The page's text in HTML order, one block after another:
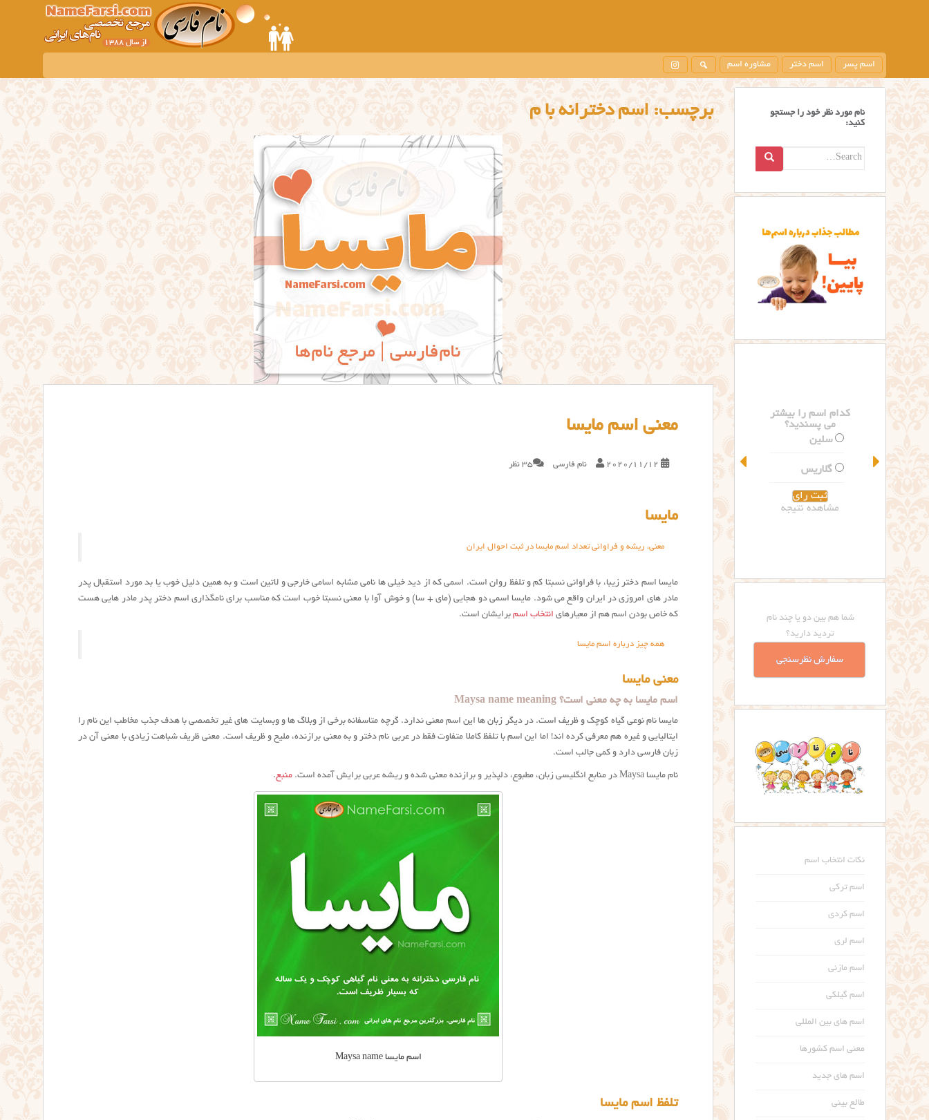
m
i
n
t
e
n
اسم پسر اسم دختر مشاوره اسم
برچسب:اسم دخترانه با م
معنی اسم مایسا
2020/11/12 نام فارسی 35 نظر
مایسا
معنی، ریشه و فراوانی تعداد اسم مایسا در ثبت احوال ایران
مایسا اسم دختر زیبا، با فراوانی نسبتا کم و تلفظ روان است. اسمی که از دید خیلی ها نامی مشابه اسامی خارجی و لاتین است و به همین دلیل خوب یا بد مورد استقبال پدر
مادر های امروزی در ایران واقع می شود. مایسا اسمی دو هجایی (مای + سا) و خوش آوا با معنی نسبتا خوب است که مناسب برای نامگذاری اسم دختر پدر مادر هایی هست
که خاص بودن اسم هم از معیارهای انتخاب اسم برایشان است.
همه چیز درباره اسم مایسا
معنی مایسا
اسم مایسا به چه معنی است؟ Maysa name meaning
مایسا نام نوعی گیاه کوچک و ظریف است. در دیگر زبان ها این اسم معنی ندارد. گرچه متاسفانه برخی از وبلاگ ها و وبسایت های غیر تخصصی با هدف جذب مخاطب این نام را
ایتالیایی و غیره هم معرفی کرده اند! اما این اسم با تلفظ کاملا متفاوت فقط در عربی نام دختر و به معنی برازنده، ملیح و ظریف است. معنی ظریف شباهت زیادی با معنی آن در
زبان فارسی دارد و کمی جالب است.
نام مایسا Maysa در منابع انگلیسی زبان، مطبوع، دلپذیر و برازنده معنی شده و ریشه عربی برایش آمده است. منبع.
اسم مایسا Maysa name
تلفظ اسم مایسا
نام مورد نظر خود را جستجو
کنید:
Search
کدام اسم را بیشتر
می پسندید؟
سلین
گلاریس
مشاهده نتیجه
شما هم بین دو یا چند نام
تردید دارید؟
سفارش نظرسنجی
نکات انتخاب اسم
اسم ترکی
اسم کردی
اسم لری
اسم مازنی
اسم گیلکی
اسم های بین المللی
معنی اسم کشورها
اسم های جدید
طالع بینی